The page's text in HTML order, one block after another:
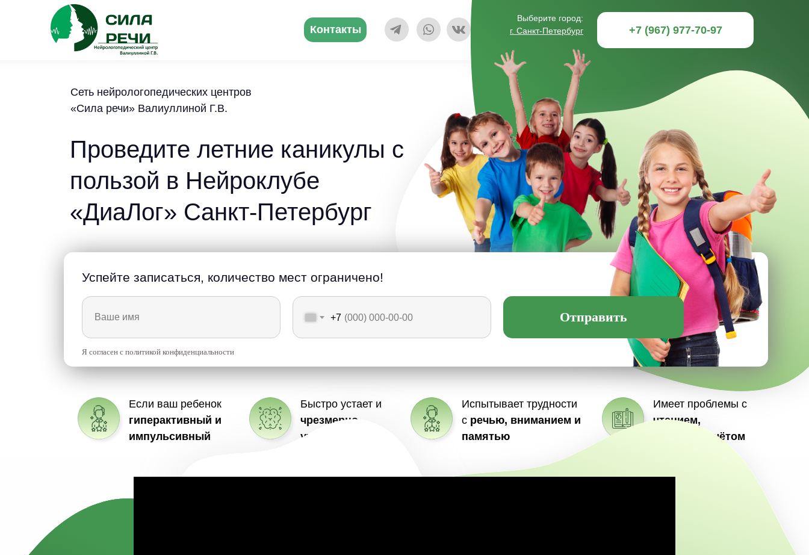
Проведите летние каникулы с
пользой в Нейроклубе
«ДиаЛог» Санкт-Петербург
Сеть нейрологопедических центров
«Сила речи» Валиуллиной Г.В.
+7 (967) 977-70-97
Если ваш ребенок
гиперактивный и
импульсивный
Быстро устает и
чрезмерно
утомляется
Имеет проблемы с
чтением,
письмом, счётом
Контакты
Испытывает трудности
с речью, вниманием и
памятью
+7 Отправить
Я согласен с политикой конфиденциальности
Успейте записаться, количество мест ограничено!
Выберите город:
г. Санкт-Петербург